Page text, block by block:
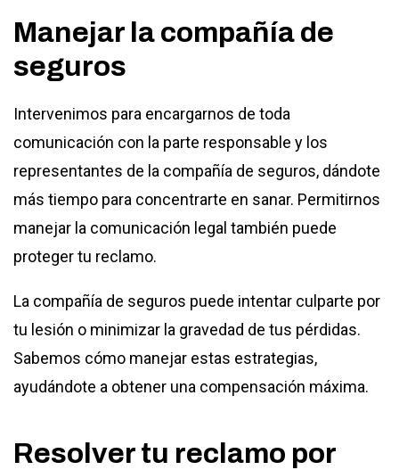
Manejar la compañía de
seguros
Intervenimos para encargarnos de toda
comunicación con la parte responsable y los
representantes de la compañía de seguros, dándote
más tiempo para concentrarte en sanar. Permitirnos
manejar la comunicación legal también puede
proteger tu reclamo.
La compañía de seguros puede intentar culparte por
tu lesión o minimizar la gravedad de tus pérdidas.
Sabemos cómo manejar estas estrategias,
ayudándote a obtener una compensación máxima.
Resolver tu reclamo por